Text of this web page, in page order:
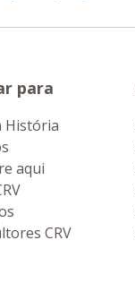
para
História
aqui
CRV